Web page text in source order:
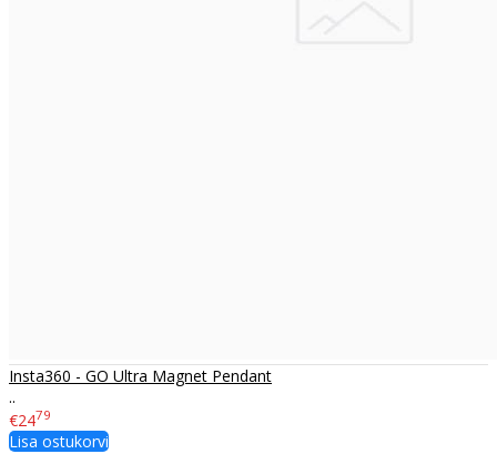
Insta360 - GO Ultra Magnet Pendant
..
€2479
Lisa ostukorvi